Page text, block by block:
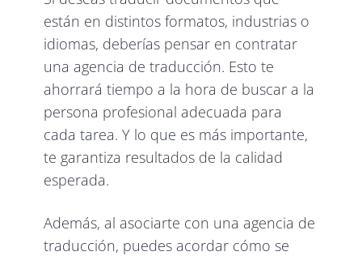
están en distintos formatos, industrias o
idiomas, deberías pensar en contratar
una agencia de traducción. Esto te
ahorrará tiempo a la hora de buscar a la
persona profesional adecuada para
cada tarea. Y lo que es más importante,
te garantiza resultados de la calidad
esperada.
Además, al asociarte con una agencia de
traducción, puedes acordar cómo se